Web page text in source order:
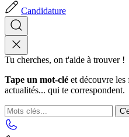
Candidature
Tu cherches, on t'aide à trouver !
Tape un mot-clé et découvre les
actualités... qui te correspondent.